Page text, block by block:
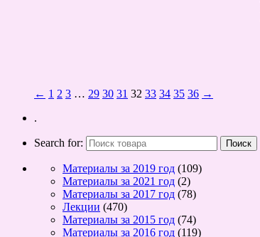
← 1 2 3 … 29 30 31 32 33 34 35 36 →
.
Search for:
Материалы за 2019 год (109)
Материалы за 2021 год (2)
Материалы за 2017 год (78)
Лекции (470)
Материалы за 2015 год (74)
Материалы за 2016 год (119)